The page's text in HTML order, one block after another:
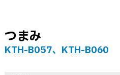
つまみ
KTH-B057、KTH-B060